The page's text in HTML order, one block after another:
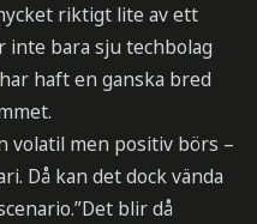
riktigt lite av ett
inte bara sju techbolag
haft en ganska bred
volatil men positiv börs –
Då kan det dock vända
blir då